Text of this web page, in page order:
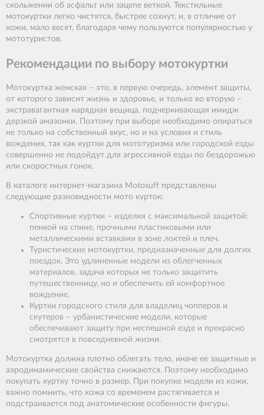
скольжении об асфальт или зацепе веткой. Текстильные
мотокуртки легко чистятся, быстрее сохнут, и, в отличие от
кожи, мало весят, благодаря чему пользуются популярностью у
мототуристов.
Рекомендации по выбору мотокуртки
Мотокуртка женская – это, в первую очередь, элемент защиты,
от которого зависит жизнь и здоровье, и только во вторую –
экстравагантная нарядная вещица, подчеркивающая имидж
дерзкой амазонки. Поэтому при выборе необходимо опираться
не только на собственный вкус, но и на условия и стиль
вождения, так как куртки для мототуризма или городской езды
совершенно не подойдут для агрессивной езды по бездорожью
или скоростных гонок.
В каталоге интернет-магазина Motosuff представлены
следующие разновидности мото курток:
Спортивные куртки – изделия с максимальной защитой:
пенкой на спине, прочными пластиковыми или
металлическими вставками в зоне локтей и плеч.
Туристические мотокуртки, предназначенные для долгих
поездок. Это удлиненные модели из облегченных
материалов, задача которых не только защитить
путешественницу, но и обеспечить ей комфортное
вождение.
Куртки городского стиля для владелиц чопперов и
скутеров – урбанистические модели, которые
обеспечивают защиту при неспешной езде и прекрасно
смотрятся в повседневной жизни.
Мотокуртка должна плотно облегать тело, иначе ее защитные и
аэродинамические свойства снижаются. Поэтому необходимо
покупать куртку точно в размер. При покупке модели из кожи,
важно помнить, что кожа со временем растягивается и
подстраивается под анатомические особенности фигуры.